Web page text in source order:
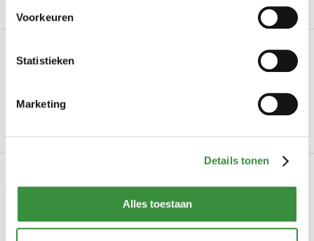
Voorkeuren
Statistieken
Marketing
Details tonen
Alles toestaan
Merk
Lees meer